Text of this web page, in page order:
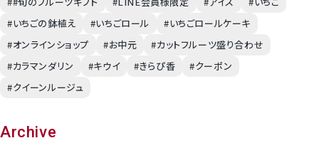
#いちごの鉢植え
#いちごロール
#いちごロールケーキ
#オンラインショップ
#お中元
#カットフルーツ盛り合わせ
#カラマンダリン
#キウイ #きらぴ香
#クーポン
#クイーンルージュ
Archive